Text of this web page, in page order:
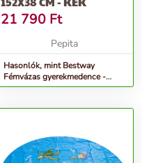
21 790 Ft
Pepita
Hasonlók, mint Bestway
Fémvázas gyerekmedence -
152x38 cm - Kék